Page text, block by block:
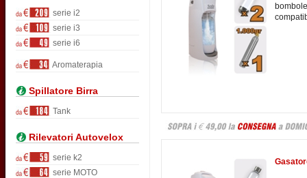
serie i2
serie i3
serie i6
Aromaterapia
Spillatore Birra
Tank
Rilevatori Autovelox
serie k2
serie MOTO